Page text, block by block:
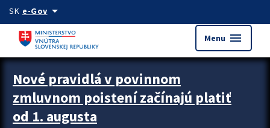
Preskocit na hlavný obsah
SK e-Govarrow_drop_down
Menu menu
Zastavit automatický posun upútavok
Nové pravidlá v povinnom
zmluvnom poistení začínajú platiť
od 1. augusta